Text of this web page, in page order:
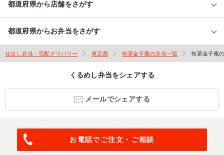
都道府県から店舗をさがす
都道府県からお弁当をさがす
仕出し弁当・宅配デリバリー 東京都 旬菜金子庵の弁当一覧 旬菜金子庵
くるめし弁当をシェアする
メールでシェアする
お電話でご注文・ご相談